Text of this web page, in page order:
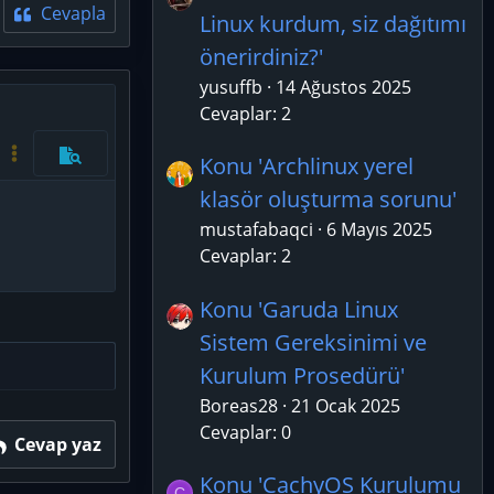
Cevapla
seçenek…
aç/kapat
Daha fazla seçenek…
Önizleme
Cevap yaz
Linux kurdum, siz dağıtımı
önerirdiniz?'
yusuffb
14 Ağustos 2025
Cevaplar: 2
Konu 'Archlinux yerel
klasör oluşturma sorunu'
mustafabaqci
6 Mayıs 2025
Cevaplar: 2
Konu 'Garuda Linux
Sistem Gereksinimi ve
Kurulum Prosedürü'
Boreas28 21 Ocak 2025
Cevaplar: 0
Konu 'CachyOS Kurulumu